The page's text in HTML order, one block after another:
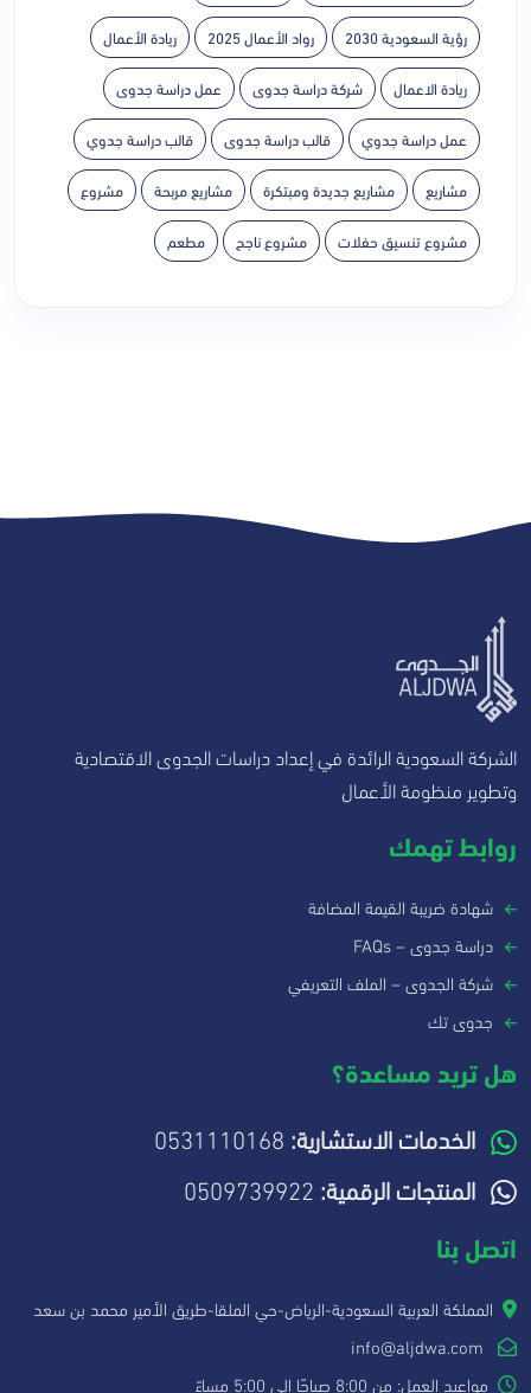
رؤية السعودية 2030 رواد الأعمال 2025 ريادة الأعمال
ريادة الاعمال شركة دراسة جدوى عمل دراسة جدوى
عمل دراسة جدوي قالب دراسة جدوى قالب دراسة جدوي
مشاريع مشاريع جديدة ومبتكرة مشاريع مربحة مشروع
مشروع تنسيق حفلات مشروع ناجح مطعم
الشركة السعودية الرائدة في إعداد دراسات الجدوى الاقتصادية
وتطوير منظومة الأعمال
روابط تهمك
شهادة ضريبة القيمة المضافة
دراسة جدوى – FAQs
شركة الجدوى – الملف التعريفي
جدوى تك
هل تريد مساعدة؟
الخدمات الاستشارية:
المنتجات الرقمية:
اتصل بنا
المملكة العربية السعودية-الرياض-حي الملقا-طريق الأمير محمد بن سعد
مواعيد العمل: من 8:00 صباحًا إلى 5:00 مساءً